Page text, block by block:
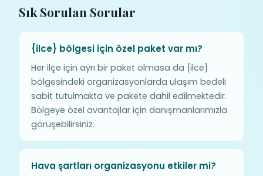
Sık Sorulan Sorular
{ilce} bölgesi için özel paket var mı?
Her ilçe için ayrı bir paket olmasa da {ilce}
bölgesindeki organizasyonlarda ulaşım bedeli
sabit tutulmakta ve pakete dahil edilmektedir.
Bölgeye özel avantajlar için danışmanlarımızla
görüşebilirsiniz.
Hava şartları organizasyonu etkiler mi?